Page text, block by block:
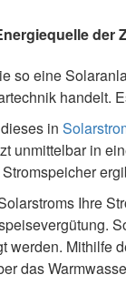
der
so eine
handelt.
in
unmittelbar in
Ihre
werden. Mithilfe
das